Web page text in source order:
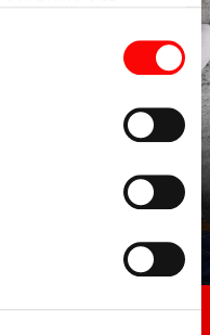
moment modifier
politique